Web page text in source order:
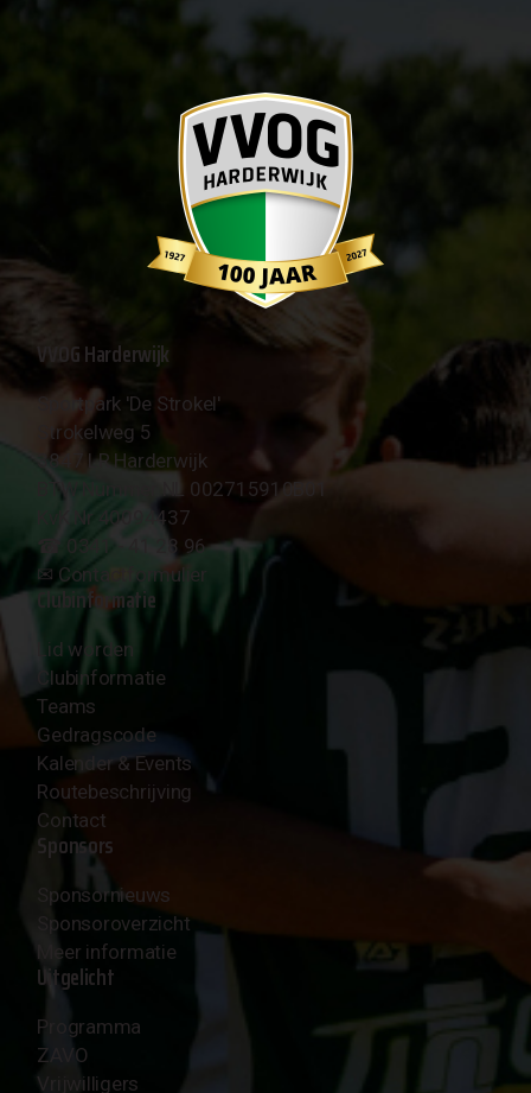
VVOG Harderwijk
Sportpark 'De Strokel'
Strokelweg 5
3847 LR Harderwijk
BTW Nummer NL 002715910B01
KvK Nr 40094437
☎︎ 0341 - 41 28 96
✉︎ Contactformulier
Clubinformatie
Lid worden
Clubinformatie
Teams
Gedragscode
Kalender & Events
Routebeschrijving
Contact
Sponsors
Sponsornieuws
Sponsoroverzicht
Meer informatie
Uitgelicht
Programma
ZAVO
Vrijwilligers